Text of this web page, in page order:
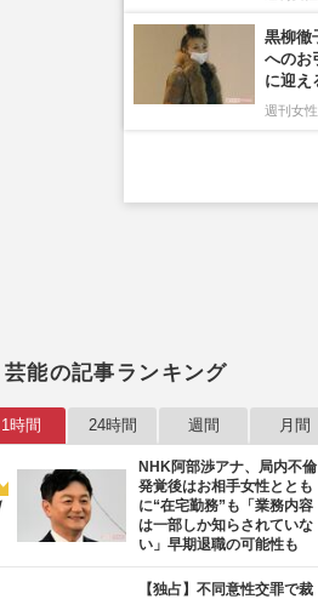
芸能の記事ランキング
1時間 24時間 週間 月間
NHK阿部渉アナ、局内不倫
発覚後はお相手女性ととも
に“在宅勤務”も「業務内容
は一部しか知らされていな
い」早期退職の可能性も
【独占】不同意性交罪で裁